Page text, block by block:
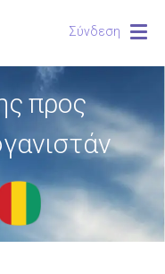
Σύνδεση
προς